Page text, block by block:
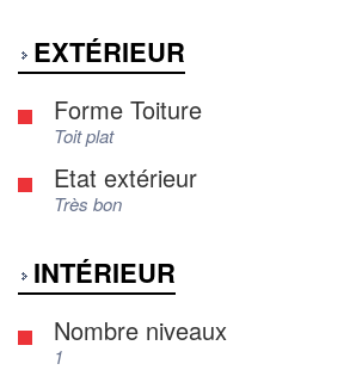
EXTÉRIEUR
Forme Toiture
Toit plat
Etat extérieur
Très bon
INTÉRIEUR
Nombre niveaux
1